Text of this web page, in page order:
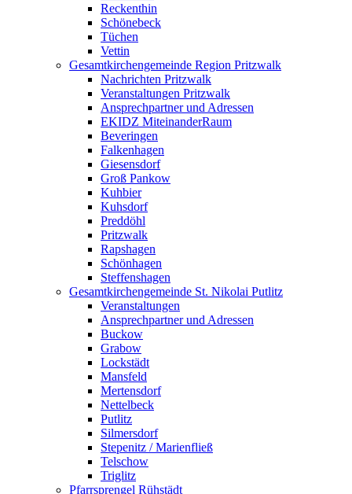
Reckenthin
Schönebeck
Tüchen
Vettin
Gesamtkirchengemeinde Region Pritzwalk
Nachrichten Pritzwalk
Veranstaltungen Pritzwalk
Ansprechpartner und Adressen
EKIDZ MiteinanderRaum
Beveringen
Falkenhagen
Giesensdorf
Groß Pankow
Kuhbier
Kuhsdorf
Preddöhl
Pritzwalk
Rapshagen
Schönhagen
Steffenshagen
Gesamtkirchengemeinde St. Nikolai Putlitz
Veranstaltungen
Ansprechpartner und Adressen
Buckow
Grabow
Lockstädt
Mansfeld
Mertensdorf
Nettelbeck
Putlitz
Silmersdorf
Stepenitz / Marienfließ
Telschow
Triglitz
Pfarrsprengel Rühstädt